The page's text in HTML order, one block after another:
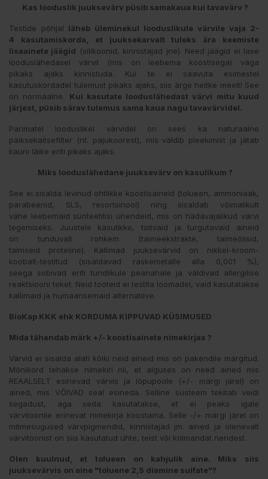
Kas looduslik juuksevärv püsib samakaua kui tavavärv ?
Testide põhjal läheb üleminekul looduslikule värvile vaja 2-
4 kasutamiskorda, et juuksekarvalt tuleks ära keemiste
lisaainete jäägid (silikoonid, kinnistajad jne). Need jäägid ei lase
looduslähedasel värvil (mis on leebema koostisega) väga
pikaks ajaks kinnistuda. Kui te ei saavuta esimestel
kasutuskordadel tulemust pikaks ajaks, siis ärge heitke meelt! See
on normaalne. Kui kasutate looduslähedast värvi mitu kuud
järjest, püsib särav tulemus sama kaua nagu tavavärvidel.
Parimatel looduslikel värvidel on sees ka naturaalne
päiksekaitsefilter (nt. pajukoorest), mis väldib pleekimist ja jätab
kauni läike eriti pikaks ajaks.
Miks looduslähedane juuksevärv on kasulikum ?
See ei sisalda levinud ohtlikke koostisaineid (tolueen, ammoniaak,
parabeenid, SLS, resortsinool) ning sisaldab võimalikult
vähe leebemaid sünteetilisi ühendeid, mis on hädavajalikud värvi
tegemiseks. Juustele kasulikke, toitvaid ja turgutavaid aineid
on tunduvalt rohkem (taimeekstrakte, taimeõlisid,
taimseid proteiine). Kallimad juuksevärvid on nikkel-kroom-
koobalt-testitud (sisaldavad raskemetalle alla 0,001 %),
seega sobivad eriti tundlikule peanahale ja väldivad allergilise
reaktsiooni teket. Neid tooteid ei testita loomadel, vaid kasutatakse
kallimaid ja humaansemaid alternatiive.
BioKap KKK ehk KORDUMA KIPPUVAD KÜSIMUSED
Mida tähendab märk +/- koostisainete nimekirjas ?
Värvid ei sisalda alati kõiki neid aineid mis on pakendile märgitud.
Mõnikord tehakse nimekiri nii, et alguses on need ained mis
REAALSELT esinevad värvis ja lõpupoole (+/- märgi järel) on
ained, mis VÕIVAD seal esineda. Selline süsteem tekitab veidi
segadust, aga seda kasutatakse, et ei peaks igale
värvitoonile erinevat nimekirja koostama. Selle -/+ märgi järel on
mitmesugused värvpigmendid, kinnistajad jm. ained ja olenevalt
värvitoonist on siis kasutatud ühte, teist või kolmandat nendest.
Olen kuulnud, et tolueen on kahjulik aine. Miks siis
juuksevärvis on aine "toluene 2,5 diamine sulfate"?